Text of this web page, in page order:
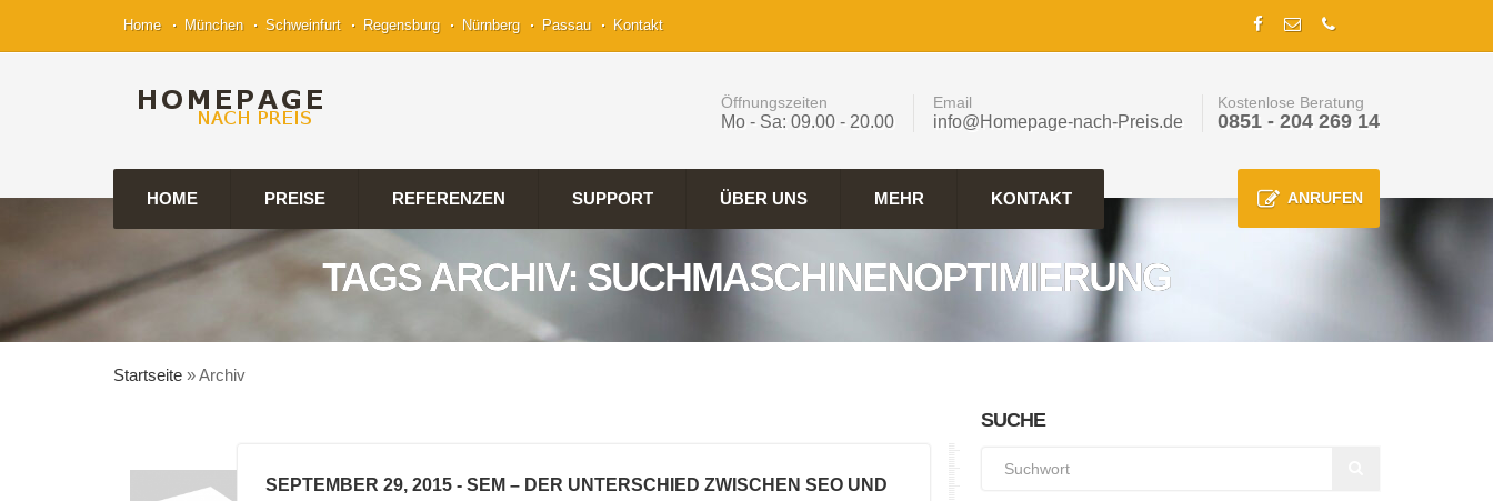
Home München Schweinfurt Regensburg Nürnberg Passau Kontakt
Öffnungszeiten
Mo - Sa: 09.00 - 20.00
Email
info@Homepage-nach-Preis.de
Kostenlose Beratung
0851 - 204 269 14
HOME PREISE REFERENZEN SUPPORT ÜBER UNS MEHR KONTAKT ANRUFEN
TAGS ARCHIV: SUCHMASCHINENOPTIMIERUNG
Startseite »Archiv
SEPTEMBER 29, 2015 - SEM – DER UNTERSCHIED ZWISCHEN SEO UND
SUCHE